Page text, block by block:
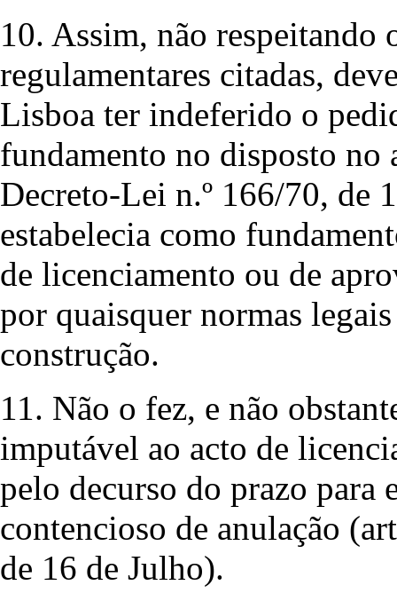
10. Assim, não respeitando
regulamentares citadas,
Lisboa ter indeferido o
fundamento no disposto no
Decreto-Lei n.º 166/70, de
estabelecia como
de licenciamento ou de
por quaisquer normas
construção.
11. Não o fez, e não
imputável ao acto de
pelo decurso do prazo para
contencioso de anulação
de 16 de Julho).